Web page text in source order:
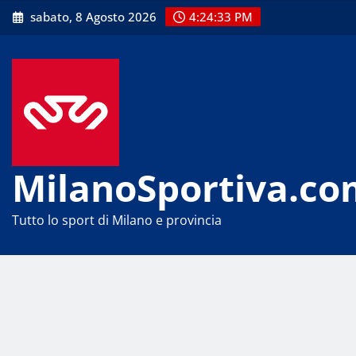
Skip
to
sabato, 8 Agosto 2026 4:24:34 PM
Tutto lo sport di Milano e provincia